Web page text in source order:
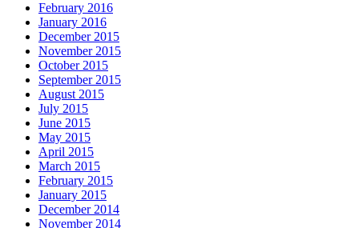
February 2016
January 2016
December 2015
November 2015
October 2015
September 2015
August 2015
July 2015
June 2015
May 2015
April 2015
March 2015
February 2015
January 2015
December 2014
November 2014